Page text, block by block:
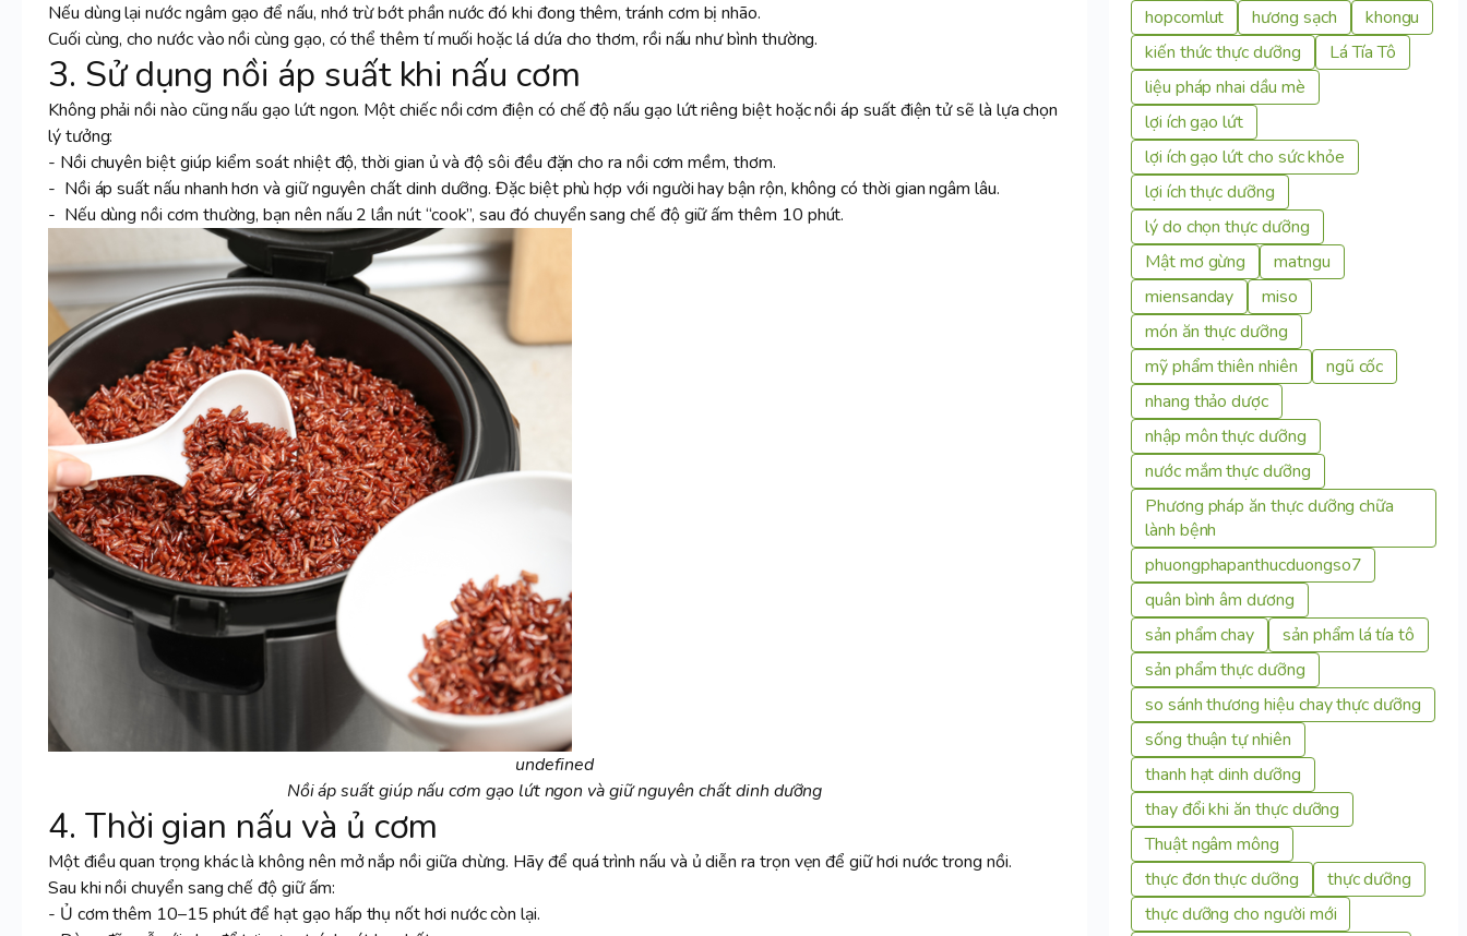
Nếu dùng lại nước ngâm gạo để nấu, nhớ trừ bớt phần nước đó khi đong thêm, tránh cơm bị nhão.
Cuối cùng, cho nước vào nồi cùng gạo, có thể thêm tí muối hoặc lá dứa cho thơm, rồi nấu như bình thường.
3. Sử dụng nồi áp suất khi nấu cơm
Không phải nồi nào cũng nấu gạo lứt ngon. Một chiếc nồi cơm điện có chế độ nấu gạo lứt riêng biệt hoặc nồi áp suất điện tử sẽ là lựa chọn
lý tưởng:
- Nồi chuyên biệt giúp kiểm soát nhiệt độ, thời gian ủ và độ sôi đều đặn cho ra nồi cơm mềm, thơm.
- Nồi áp suất nấu nhanh hơn và giữ nguyên chất dinh dưỡng. Đặc biệt phù hợp với người hay bận rộn, không có thời gian ngâm lâu.
- Nếu dùng nồi cơm thường, bạn nên nấu 2 lần nút “cook”, sau đó chuyển sang chế độ giữ ấm thêm 10 phút.
undefined
Nồi áp suất giúp nấu cơm gạo lứt ngon và giữ nguyên chất dinh dưỡng
4. Thời gian nấu và ủ cơm
Một điều quan trọng khác là không nên mở nắp nồi giữa chừng. Hãy để quá trình nấu và ủ diễn ra trọn vẹn để giữ hơi nước trong nồi.
Sau khi nồi chuyển sang chế độ giữ ấm:
- Ủ cơm thêm 10–15 phút để hạt gạo hấp thụ nốt hơi nước còn lại.
hopcomlut
hương sạch
khongu
kiến thức thực dưỡng
Lá Tía Tô
liệu pháp nhai dầu mè
lợi ích gạo lứt
lợi ích gạo lứt cho sức khỏe
lợi ích thực dưỡng
lý do chọn thực dưỡng
Mật mơ gừng
matngu
miensanday
miso
món ăn thực dưỡng
mỹ phẩm thiên nhiên
ngũ cốc
nhang thảo dược
nhập môn thực dưỡng
nước mắm thực dưỡng
Phương pháp ăn thực dưỡng chữa
lành bệnh
phuongphapanthucduongso7
quân bình âm dương
sản phẩm chay
sản phẩm lá tía tô
sản phẩm thực dưỡng
so sánh thương hiệu chay thực dưỡng
sống thuận tự nhiên
thanh hạt dinh dưỡng
thay đổi khi ăn thực dưỡng
Thuật ngâm mông
thực đơn thực dưỡng
thực dưỡng
thực dưỡng cho người mới